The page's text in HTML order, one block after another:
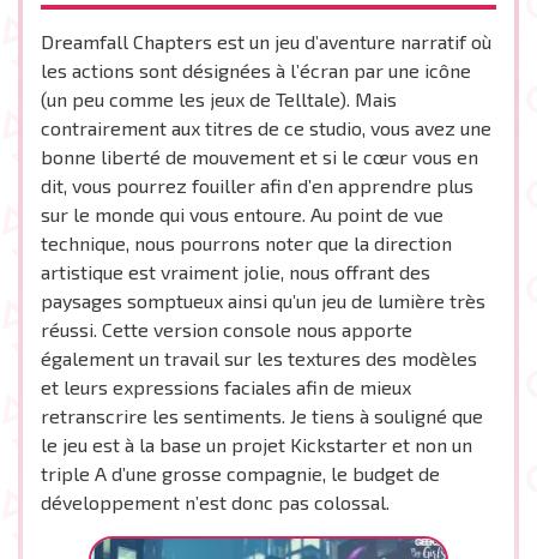
Dreamfall Chapters est un jeu d’aventure narratif où
les actions sont désignées à l’écran par une icône
(un peu comme les jeux de Telltale). Mais
contrairement aux titres de ce studio, vous avez une
bonne liberté de mouvement et si le cœur vous en
dit, vous pourrez fouiller afin d’en apprendre plus
sur le monde qui vous entoure. Au point de vue
technique, nous pourrons noter que la direction
artistique est vraiment jolie, nous offrant des
paysages somptueux ainsi qu’un jeu de lumière très
réussi. Cette version console nous apporte
également un travail sur les textures des modèles
et leurs expressions faciales afin de mieux
retranscrire les sentiments. Je tiens à souligné que
le jeu est à la base un projet Kickstarter et non un
triple A d’une grosse compagnie, le budget de
développement n’est donc pas colossal.